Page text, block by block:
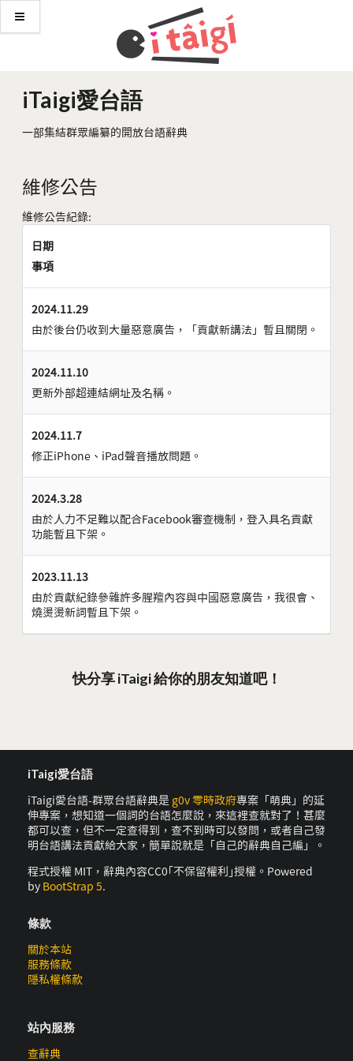
iTaigi愛台語
一部集結群眾編纂的開放台語辭典
維修公告
維修公告紀錄:
日期
事項
2024.11.29
由於後台仍收到大量惡意廣告，「貢獻新講法」暫且關閉。
2024.11.10
更新外部超連結網址及名稱。
2024.11.7
修正iPhone、iPad聲音播放問題。
2024.3.28
由於人力不足難以配合Facebook審查機制，登入具名貢獻
功能暫且下架。
2023.11.13
由於貢獻紀錄參雜許多腥羶內容與中國惡意廣告，我很會、
燒燙燙新詞暫且下架。
快分享 iTaigi 給你的朋友知道吧！
iTaigi愛台語
iTaigi愛台語-群眾台語辭典是 g0v 零時政府專案「萌典」的延
伸專案，想知道一個詞的台語怎麼說，來這裡查就對了！甚麼
都可以查，但不一定查得到，查不到時可以發問，或者自己發
明台語講法貢獻給大家，簡單說就是「自己的辭典自己編」。
程式授權 MIT，辭典內容CC0｢不保留權利｣授權。Powered
by BootStrap 5.
條款
關於本站
服務條款
隱私權條款
站內服務
查辭典